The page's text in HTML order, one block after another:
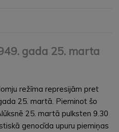
gada 25. marta
režīma represijām pret
25. martā. Pieminot šo
25. martā pulksten 9.30
genocīda upuru piemiņas